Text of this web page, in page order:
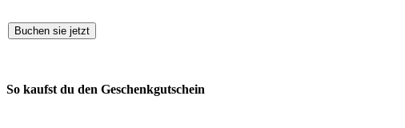
Buchen sie jetzt
So kaufst du den Geschenkgutschein